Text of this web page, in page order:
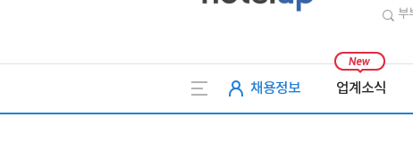
부
채용정보 업계소식